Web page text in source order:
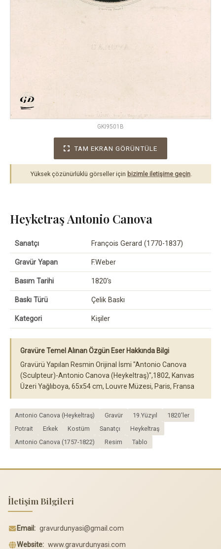
GKI9501B
TAM EKRAN GÖRÜNTÜLE
Yüksek çözünürlüklü görseller için bizimle iletişime geçin
Heyketraş Antonio Canova
Sanatçı François Gerard (1770-1837)
Gravür Yapan F.Weber
Basım Tarihi 1820's
Baskı Türü Çelik Baskı
Kategori Kişiler
Gravüre Temel Alınan Özgün Eser Hakkında Bilgi
Gravürü Yapılan Resmin Orijinal İsmi "Antonio Canova
(Sculpteur)-Antonio Canova (Heykeltraş)",1802, Kanvas
Üzeri Yağlıboya, 65x54 cm, Louvre Müzesi, Paris, Fransa
Antonio Canova (Heykeltraş) Gravür 19.Yüzyıl
1820'ler
Potrait
Erkek Kostüm Sanatçı
Heykeltraş
Antonio Canova (1757-1822)
Resim Tablo
İletişim Bilgileri
Email: gravurdunyasi@gmail.com
Website: www.gravurdunyasi.com